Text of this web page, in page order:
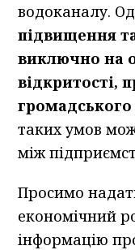
водоканалу.
підвищення
виключно на
відкритості,
таких умов
між
Просимо
економічний
інформацію